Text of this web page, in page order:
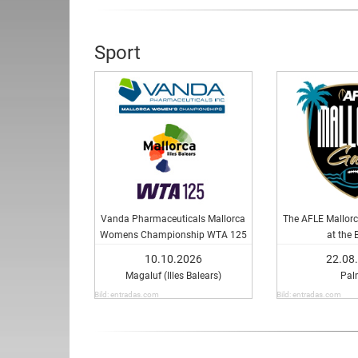
Sport
Vanda Pharmaceuticals Mallorca
Womens Championship WTA 125
10.10.2026
Magaluf (Illes Balears)
Bild: entradas.com
The AFLE
at the
Bild: entradas.com